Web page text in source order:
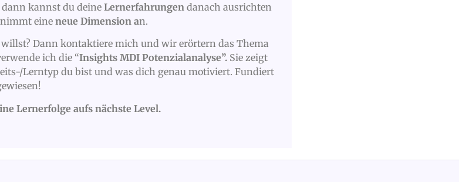
kannst du deine Lernerfahrungen danach ausrichten
eine neue Dimension an.
willst? Dann kontaktiere mich und wir erörtern das Thema
ich die “Insights MDI Potenzialanalyse”.Sie zeigt
Lerntyp du bist und was dich genau motiviert. Fundiert
Lernerfolge aufs nächste Level.